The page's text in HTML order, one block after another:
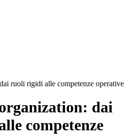
ruoli rigidi alle competenze operative
dai
competenze